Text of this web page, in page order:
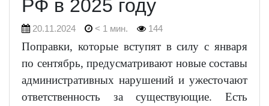
РФ в 2025 году
20.11.2024 < 1 мин. 144
Поправки, которые вступят в силу с января
по сентябрь, предусматривают новые составы
административных нарушений и ужесточают
ответственность за существующие. Есть